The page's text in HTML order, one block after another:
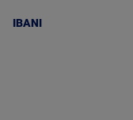
IBANI